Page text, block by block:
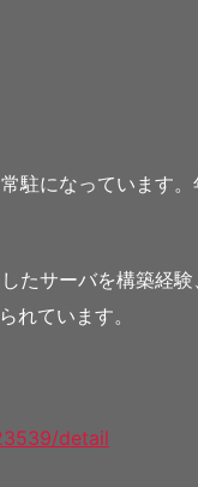
駐になっています
たサーバを構築経
れています。
detail